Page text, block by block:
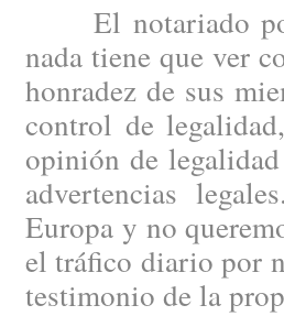
El notariado por
nada tiene que ver
honradez de sus
control de
opinión de
advertencias
Europa y no
el tráfico diario por
testimonio de la